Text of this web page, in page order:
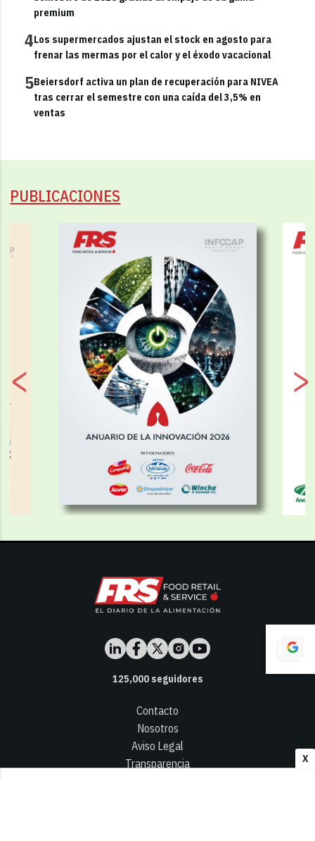
X
premium
4Los supermercados ajustan el stock en agosto para
frenar las mermas por el calor y el éxodo vacacional
5Beiersdorf activa un plan de recuperación para NIVEA
tras cerrar el semestre con una caída del 3,5% en
ventas
PUBLICACIONES
125,000seguidores
Contacto
Nosotros
Aviso Legal
Transparencia